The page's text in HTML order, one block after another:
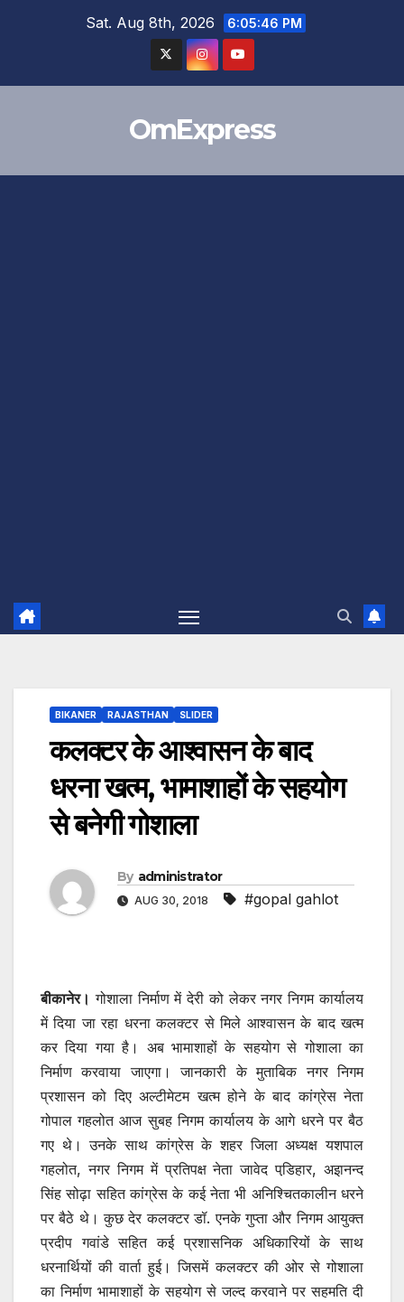
Sat. Aug 8th, 2026 6:05:47 PM
OmExpress
BIKANER RAJASTHAN SLIDER
कलक्टर के आश्वासन के बाद
धरना खत्म, भामाशाहों के सहयोग
से बनेगी गोशाला
By administrator
AUG 30, 2018 #gopal gahlot
बीकानेर। गोशाला निर्माण में देरी को लेकर नगर निगम कार्यालय
में दिया जा रहा धरना कलक्टर से मिले आश्वासन के बाद खत्म
कर दिया गया है। अब भामाशाहों के सहयोग से गोशाला का
निर्माण करवाया जाएगा। जानकारी के मुताबिक नगर निगम
प्रशासन को दिए अल्टीमेटम खत्म होने के बाद कांग्रेस नेता
गोपाल गहलोत आज सुबह निगम कार्यालय के आगे धरने पर बैठ
गए थे। उनके साथ कांग्रेस के शहर जिला अध्यक्ष यशपाल
गहलोत, नगर निगम में प्रतिपक्ष नेता जावेद पडि़हार, अइानन्द
सिंह सोढ़ा सहित कांग्रेस के कई नेता भी अनिश्चितकालीन धरने
पर बैठे थे। कुछ देर कलक्टर डॉ. एनके गुप्ता और निगम आयुक्त
प्रदीप गवांडे सहित कई प्रशासनिक अधिकारियों के साथ
धरनार्थियों की वार्ता हुई। जिसमें कलक्टर की ओर से गोशाला
का निर्माण भामाशाहों के सहयोग से जल्द करवाने पर सहमति दी